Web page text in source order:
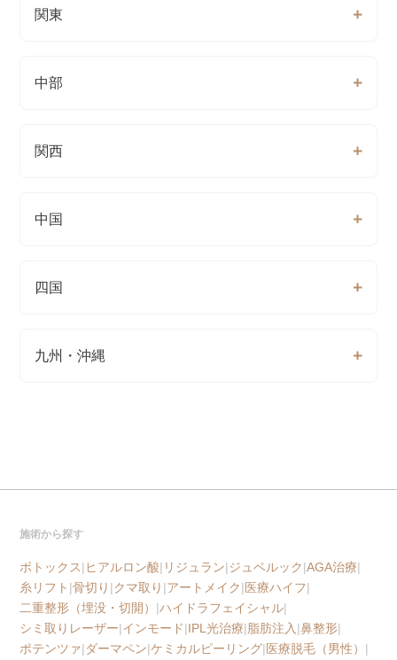
関東
中部
関西
中国
四国
九州・沖縄
施術から探す
ボトックス|ヒアルロン酸| リジュラン|ジュベルック|AGA治療|
糸リフト |骨切り |クマ取り |アートメイク|医療ハイフ|
二重整形（埋没・切開） |ハイドラフェイシャル|
シミ取りレーザー|インモード|IPL光治療|脂肪注入 |鼻整形|
ポテンツァ|ダーマペン|ケミカルピーリング|医療脱毛（男性） |